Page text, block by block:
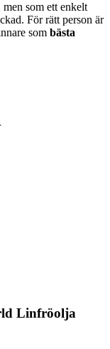
som ett enkelt
För rätt person är
som bästa
Linfröolja